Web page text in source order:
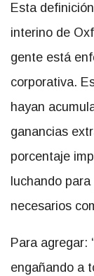
Esta
interino de
gente está
corporativa.
hayan
ganancias
porcentaje
luchando
necesarios
Para agregar:
engañando a